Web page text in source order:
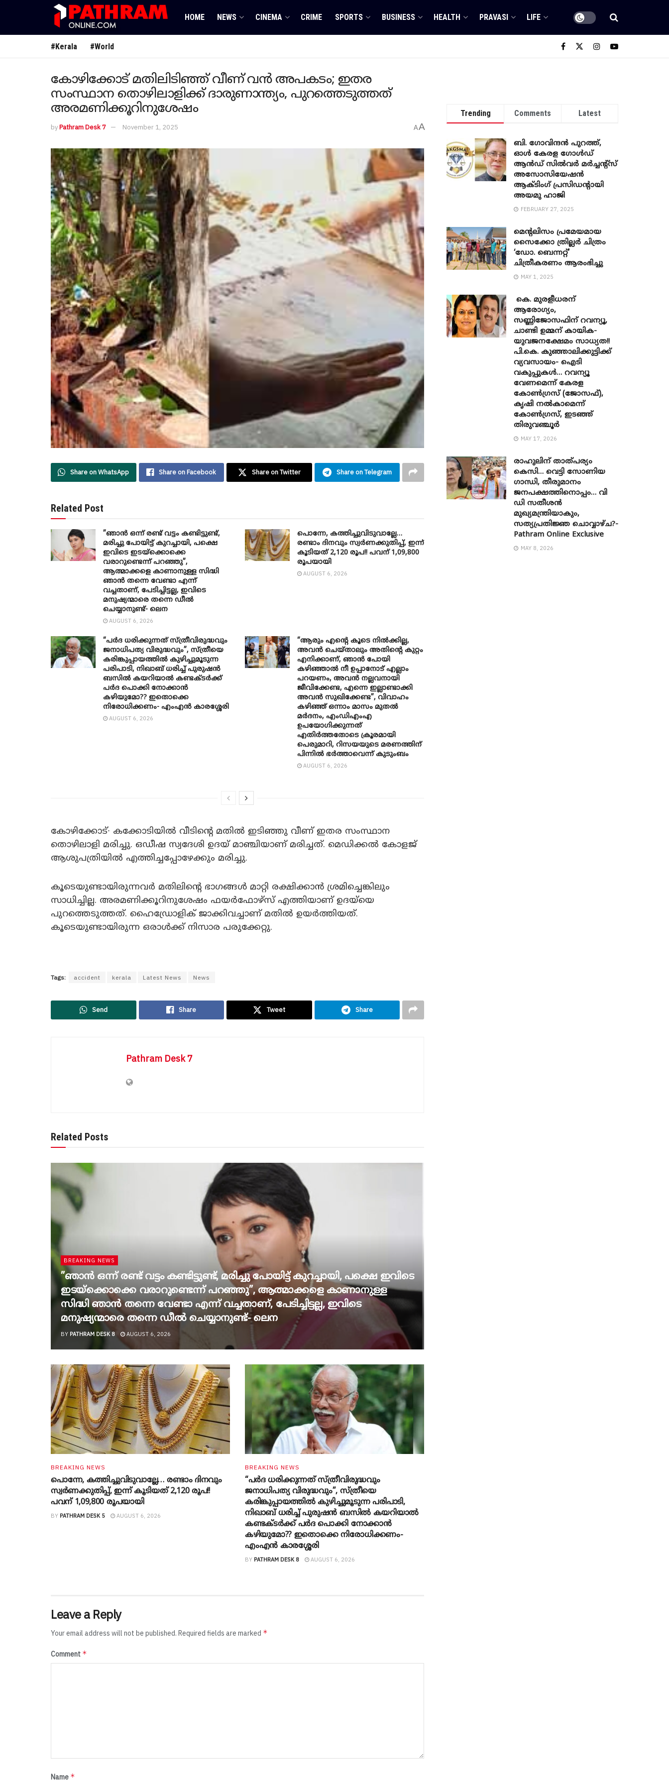
HOME NEWS CINEMA CRIME SPORTS BUSINESS HEALTH PRAVASI LIFE
#Kerala #World
കോഴിക്കോട് മതിലിടിഞ്ഞ് വീണ് വൻ അപകടം; ഇതര
സംസ്ഥാന തൊഴിലാളിക്ക് ദാരുണാന്ത്യം, പുറത്തെടുത്തത്
അരമണിക്കൂറിനുശേഷം
byPathram Desk 7 November 1, 2025 AA
Share on WhatsApp Share on Facebook Share on Twitter Share on Telegram
Related Post
”ഞാന്‍ ഒന്ന് രണ്ട് വട്ടം കണ്ടിട്ടുണ്ട്,
മരിച്ചു പോയിട്ട് കുറച്ചായി, പക്ഷെ
ഇവിടെ ഇടയ്‌ക്കൊക്കെ
വരാറുണ്ടെന്ന് പറഞ്ഞു”,
ആത്മാക്കളെ കാണാനുള്ള സിദ്ധി
ഞാന്‍ തന്നെ വേണ്ടാ എന്ന്
വച്ചതാണ്, പേടിച്ചിട്ടല്ല, ഇവിടെ
മനുഷ്യന്മാരെ തന്നെ ഡീല്‍
ചെയ്യാനുണ്ട്- ലെന
AUGUST 6, 2026
പൊന്നേ, കത്തിച്ചുവിടുവാല്ലേ…
രണ്ടാം ദിനവും സ്വർണക്കുതിപ്പ്, ഇന്ന്
കൂടിയത് 2,120 രൂപ!! പവന് 1,09,800
രൂപയായി
AUGUST 6, 2026
“പർദ ധരിക്കുന്നത് സ്ത്രീവിരുദ്ധവും
ജനാധിപത്യ വിരുദ്ധവും”, സ്ത്രീയെ
കരിങ്കുപ്പായത്തിൽ കുഴിച്ചുമൂടുന്ന
പരിപാടി, നിഖാബ് ധരിച്ച് പുരുഷൻ
ബസിൽ കയറിയാൽ കണ്ടക്ടർക്ക്
പർദ പൊക്കി നോക്കാന്‍
കഴിയുമോ?? ഇതൊക്കെ
നിരോധിക്കണം- എംഎന്‍ കാരശ്ശേരി
AUGUST 6, 2026
“ആരും എന്റെ കൂടെ നില്‍ക്കില്ല,
അവൻ ചെയ്താലും അതിന്റെ കുറ്റം
എനിക്കാണ്, ഞാന്‍ പോയി
കഴിഞ്ഞാല്‍ നീ ഉപ്പാനോട് എല്ലാം
പറയണം, അവന്‍ നല്ലവനായി
ജീവിക്കേണ്ട, എന്നെ ഇല്ലാണ്ടാക്കി
അവന്‍ സുഖിക്കേണ്ട”, വിവാഹം
കഴിഞ്ഞ് ഒന്നാം മാസം മുതല്‍
മര്‍ദനം, എംഡിഎംഎ
ഉപയോഗിക്കുന്നത്
എതിര്‍ത്തതോടെ ക്രൂരമായി
പെരുമാറി, റിസയയുടെ മരണത്തിന്
പിന്നില്‍ ഭര്‍ത്താവെന്ന് കുടുംബം
AUGUST 6, 2026
കോഴിക്കോട്∙ കക്കോടിയിൽ വീടിന്റെ മതിൽ ഇടിഞ്ഞു വീണ് ഇതര സംസ്ഥാന
തൊഴിലാളി മരിച്ചു. ഒഡീഷ സ്വദേശി ഉദയ് മാഞ്ചിയാണ് മരിച്ചത്. മെഡിക്കൽ കോളജ്
ആശുപത്രിയിൽ എത്തിച്ചപ്പോഴേക്കും മരിച്ചു.
കൂടെയുണ്ടായിരുന്നവർ മതിലിന്റെ ഭാഗങ്ങൾ മാറ്റി രക്ഷിക്കാൻ ശ്രമിച്ചെങ്കിലും
സാധിച്ചില്ല. അരമണിക്കൂറിനുശേഷം ഫയർഫോഴ്സ് എത്തിയാണ് ഉദയ്‌യെ
പുറത്തെടുത്തത്. ഹൈഡ്രോളിക് ജാക്കിവച്ചാണ് മതിൽ ഉയർത്തിയത്.
കൂടെയുണ്ടായിരുന്ന ഒരാൾക്ക് നിസാര പരുക്കേറ്റു.
Tags: accident kerala Latest News News
Send Share Tweet Share
Pathram Desk 7
Related Posts
BREAKING NEWS
”ഞാന്‍ ഒന്ന് രണ്ട് വട്ടം കണ്ടിട്ടുണ്ട്, മരിച്ചു പോയിട്ട് കുറച്ചായി, പക്ഷെ ഇവിടെ
ഇടയ്‌ക്കൊക്കെ വരാറുണ്ടെന്ന് പറഞ്ഞു”, ആത്മാക്കളെ കാണാനുള്ള
സിദ്ധി ഞാന്‍ തന്നെ വേണ്ടാ എന്ന് വച്ചതാണ്, പേടിച്ചിട്ടല്ല, ഇവിടെ
മനുഷ്യന്മാരെ തന്നെ ഡീല്‍ ചെയ്യാനുണ്ട്- ലെന
BY PATHRAM DESK 8 AUGUST 6, 2026
BREAKING NEWS
പൊന്നേ, കത്തിച്ചുവിടുവാല്ലേ… രണ്ടാം ദിനവും
സ്വർണക്കുതിപ്പ്, ഇന്ന് കൂടിയത് 2,120 രൂപ!!
പവന് 1,09,800 രൂപയായി
BY PATHRAM DESK 5 AUGUST 6, 2026
BREAKING NEWS
“പർദ ധരിക്കുന്നത് സ്ത്രീവിരുദ്ധവും
ജനാധിപത്യ വിരുദ്ധവും”, സ്ത്രീയെ
കരിങ്കുപ്പായത്തിൽ കുഴിച്ചുമൂടുന്ന പരിപാടി,
നിഖാബ് ധരിച്ച് പുരുഷൻ ബസിൽ കയറിയാൽ
കണ്ടക്ടർക്ക് പർദ പൊക്കി നോക്കാന്‍
കഴിയുമോ?? ഇതൊക്കെ നിരോധിക്കണം-
എംഎന്‍ കാരശ്ശേരി
BY PATHRAM DESK 8 AUGUST 6, 2026
Leave a Reply
Your email address will not be published. Required fields are marked *
Comment *
Name *
Trending Comments Latest
ബി. ​ഗോവിന്ദൻ പുറത്ത്,
ഓൾ കേരള ഗോൾഡ്
ആൻഡ് സിൽവർ മർച്ചന്റ്സ്
അസോസിയേഷൻ
ആക്ടിംഗ് പ്രസിഡന്റായി
അയമു ഹാജി
FEBRUARY 27, 2025
മെന്‍റലിസം പ്രമേയമായ
സൈക്കോ ത്രില്ലർ ചിത്രം
‘ഡോ. ബെന്നറ്റ്’
ചിത്രീകരണം ആരംഭിച്ചു
MAY 1, 2025
കെ. മുരളീധരന്
ആരോഗ്യം,
സണ്ണിജോസഫിന് റവന്യൂ,
ചാണ്ടി ഉമ്മന് കായിക-
യുവജനക്ഷേമം സാധ്യത!!
പി.കെ. കുഞ്ഞാലിക്കുട്ടിക്ക്
വ്യവസായം- ഐടി
വകുപ്പുകൾ… റവന്യൂ
വേണമെന്ന് കേരള
കോൺഗ്രസ് (ജോസഫ്),
കൃഷി നൽകാമെന്ന്
കോൺഗ്രസ്, ഇടഞ്ഞ്
തിരുവഞ്ചൂർ
MAY 17, 2026
രാഹുലിന് താത്പര്യം
കെസി… വെട്ടി സോണിയ ​
ഗാന്ധി, തീരുമാനം
ജനപക്ഷത്തിനൊപ്പം… വി
ഡി സതീശൻ
മുഖ്യമന്ത്രിയാകും,
സത്യപ്രതിജ്ഞ ചൊവ്വാഴ്ച?-
Pathram Online Exclusive
MAY 8, 2026